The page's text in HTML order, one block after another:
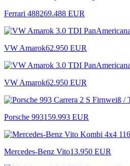
Ferrari 488269.488 EUR
VW Amarok62.950 EUR
VW Amarok62.950 EUR
Porsche 993159.993 EUR
Mercedes-Benz Vito13.950 EUR